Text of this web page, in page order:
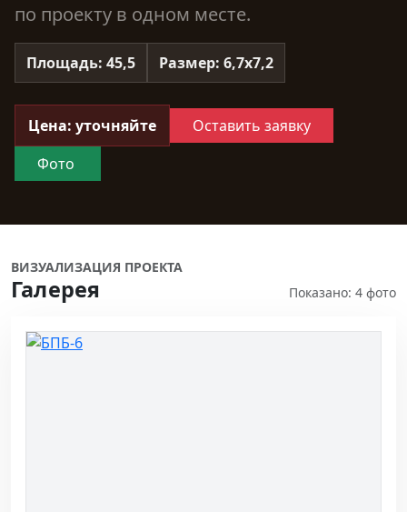
по проекту в одном месте.
Площадь: 45,5 Размер: 6,7х7,2
Цена: уточняйте
Оставить заявку
Фото
ВИЗУАЛИЗАЦИЯ ПРОЕКТА
Галерея Показано: 4 фото